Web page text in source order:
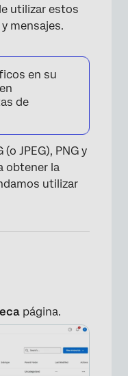
utilizar estos
mensajes.
en su
de
JPEG), PNG y
obtener la
utilizar
página.